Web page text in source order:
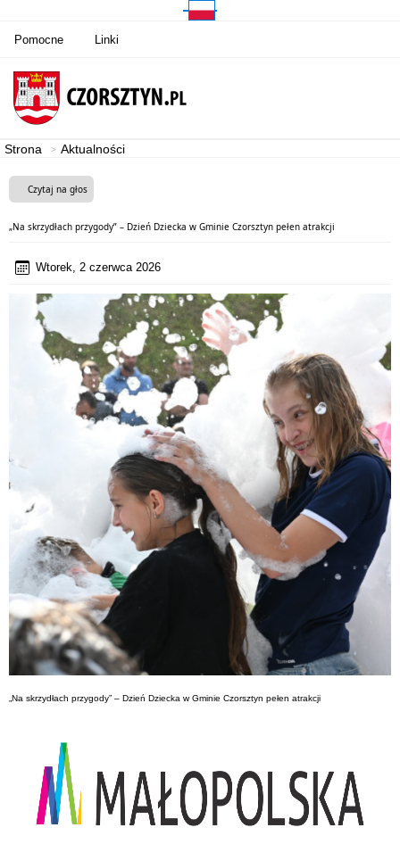
Pomocne Linki
Strona Aktualności
Czytaj na głos
„Na skrzydłach przygody” – Dzień Dziecka w Gminie Czorsztyn pełen atrakcji
Wtorek, 2 czerwca 2026
„Na skrzydłach przygody” – Dzień Dziecka w Gminie Czorsztyn pełen atrakcji